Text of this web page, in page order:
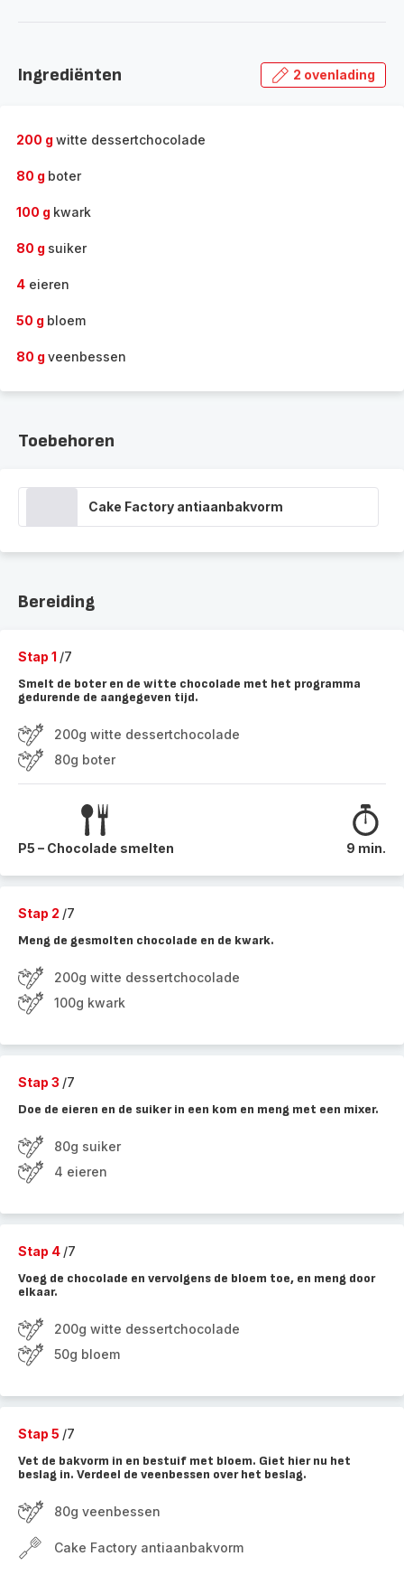
Ingrediënten 2 ovenlading
200 g witte dessertchocolade
80 g boter
100 g kwark
80 g suiker
4 eieren
50 g bloem
80 g veenbessen
Toebehoren
Cake Factory antiaanbakvorm
Bereiding
Stap 1 /7
Smelt de boter en de witte chocolade met het programma
gedurende de aangegeven tijd.
200g witte dessertchocolade
80g boter
P5 – Chocolade smelten 9 min.
Stap 2 /7
Meng de gesmolten chocolade en de kwark.
200g witte dessertchocolade
100g kwark
Stap 3 /7
Doe de eieren en de suiker in een kom en meng met een mixer.
80g suiker
4 eieren
Stap 4 /7
Voeg de chocolade en vervolgens de bloem toe, en meng door
elkaar.
200g witte dessertchocolade
50g bloem
Stap 5 /7
Vet de bakvorm in en bestuif met bloem. Giet hier nu het
beslag in. Verdeel de veenbessen over het beslag.
80g veenbessen
Cake Factory antiaanbakvorm